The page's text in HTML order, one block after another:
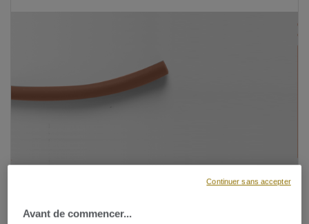
Avant de commencer...
Continuer sans accepter